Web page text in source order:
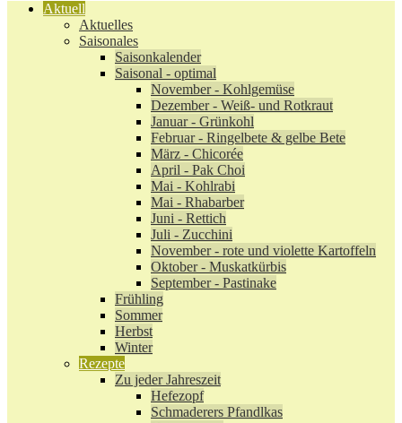
Aktuell
Aktuelles
Saisonales
Saisonkalender
Saisonal - optimal
November - Kohlgemüse
Dezember - Weiß- und Rotkraut
Januar - Grünkohl
Februar - Ringelbete & gelbe Bete
März - Chicorée
April - Pak Choi
Mai - Kohlrabi
Mai - Rhabarber
Juni - Rettich
Juli - Zucchini
November - rote und violette Kartoffeln
Oktober - Muskatkürbis
September - Pastinake
Frühling
Sommer
Herbst
Winter
Rezepte
Zu jeder Jahreszeit
Hefezopf
Schmaderers Pfandlkas